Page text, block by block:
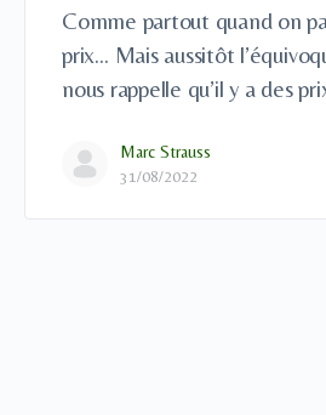
Comme partout quand on
prix… Mais aussitôt
nous rappelle qu’il y a des
Marc Strauss
31/08/2022